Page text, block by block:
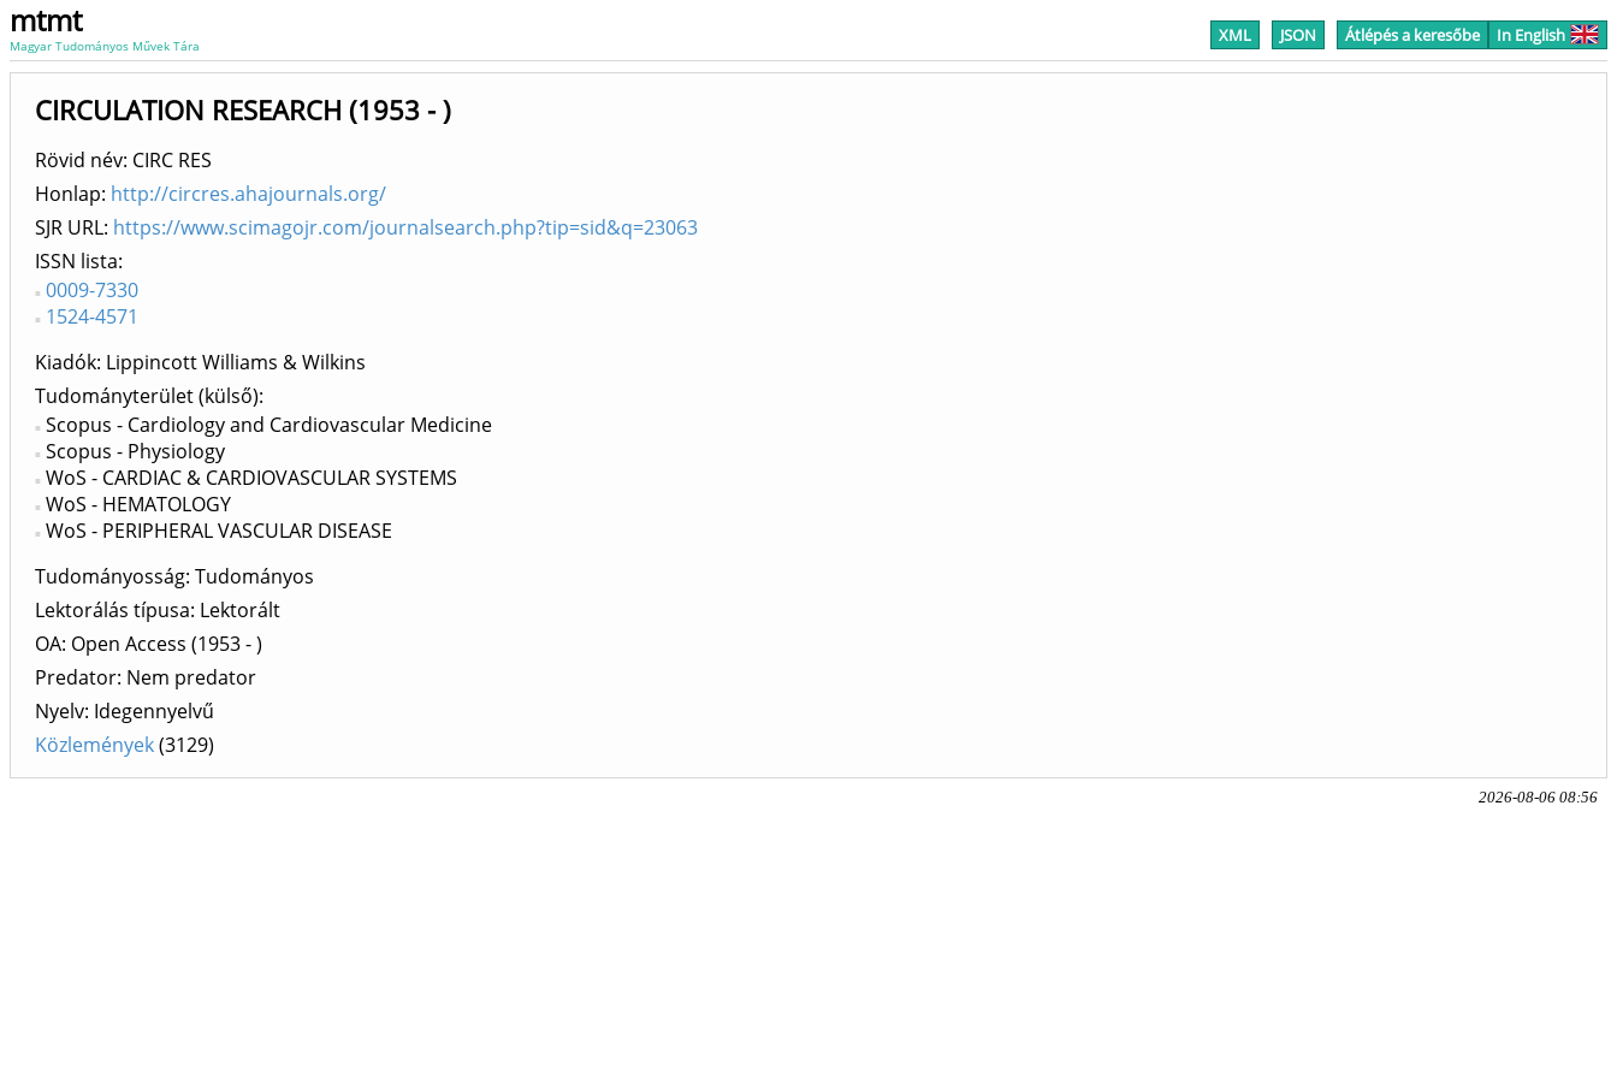
mtmt
Magyar Tudományos Művek Tára XML JSON Átlépés a keresőbe In English
CIRCULATION RESEARCH (1953 - )
Rövid név: CIRC RES
Honlap: http://circres.ahajournals.org/
SJR URL: https://www.scimagojr.com/journalsearch.php?tip=sid&q=23063
ISSN lista
0009-7330
1524-4571
Kiadók Lippincott Williams & Wilkins
Tudományterület (külső)
Scopus - Cardiology and Cardiovascular Medicine
Scopus - Physiology
WoS - CARDIAC & CARDIOVASCULAR SYSTEMS
WoS - HEMATOLOGY
WoS - PERIPHERAL VASCULAR DISEASE
Tudományosság: Tudományos
Lektorálás típusa: Lektorált
OA: Open Access (1953 - )
Predator: Nem predator
Nyelv: Idegennyelvű
Közlemények(3129)
2026-08-06 08:56